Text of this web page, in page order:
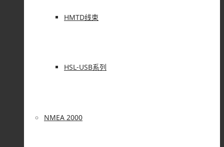
HMTD线束
HSL-USB系列
NMEA 2000